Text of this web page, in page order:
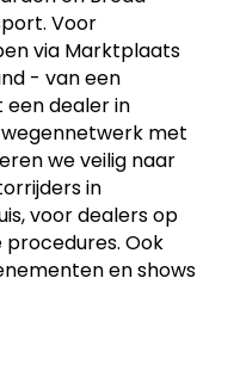
Voor
via Marktplaats
- van een
dealer in
wegennetwerk met
we veilig naar
in
voor dealers op
Ook
en shows